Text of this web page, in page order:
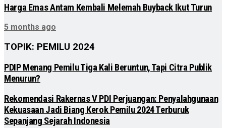
Harga Emas Antam Kembali Melemah Buyback Ikut Turun
5 months ago
TOPIK: PEMILU 2024
PDIP Menang Pemilu Tiga Kali Beruntun, Tapi Citra Publik
Menurun?
Rekomendasi Rakernas V PDI Perjuangan: Penyalahgunaan
Kekuasaan Jadi Biang Kerok Pemilu 2024 Terburuk
Sepanjang Sejarah Indonesia